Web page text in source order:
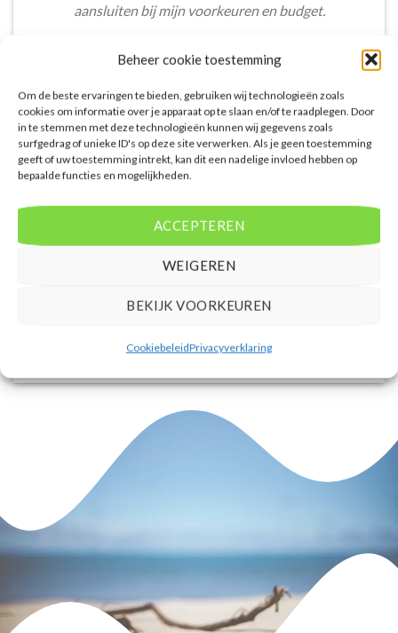
Beheer cookie toestemming
Om de beste ervaringen te bieden, gebruiken wij technologieën zoals
cookies om informatie over je apparaat op te slaan en/of te raadplegen. Door
in te stemmen met deze technologieën kunnen wij gegevens zoals
surfgedrag of unieke ID's op deze site verwerken. Als je geen toestemming
geeft of uw toestemming intrekt, kan dit een nadelige invloed hebben op
bepaalde functies en mogelijkheden.
ACCEPTEREN
WEIGEREN
BEKIJK VOORKEUREN
CookiebeleidPrivacyverklaring
aansluiten bij mijn voorkeuren en budget.
De aangeboden pakketreizen op de website zijn
gezinsvriendelijke vakanties. De pakketten
omvatten accommodatie, vluchten en transfer.
Daarnaast ben ik verrast door de rijke inhoud en
heeft.
Femke van Rees/Rotterdam